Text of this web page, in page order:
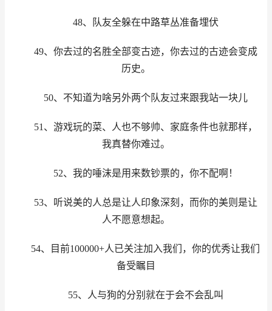
48、队友全躲在中路草丛准备埋伏
49、你去过的名胜全部变古迹，你去过的古迹会变成
历史。
50、不知道为啥另外两个队友过来跟我站一块儿
51、游戏玩的菜、人也不够帅、家庭条件也就那样，
我真替你难过。
52、我的唾沫是用来数钞票的，你不配啊！
53、听说美的人总是让人印象深刻，而你的美则是让
人不愿意想起。
54、目前100000+人已关注加入我们，你的优秀让我们
备受瞩目
55、人与狗的分别就在于会不会乱叫